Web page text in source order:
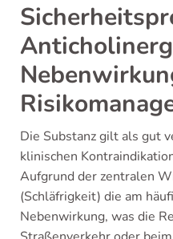
Die Substanz gilt als gut
klinischen
Aufgrund der zentralen
(Schläfrigkeit) die am
Nebenwirkung, was die